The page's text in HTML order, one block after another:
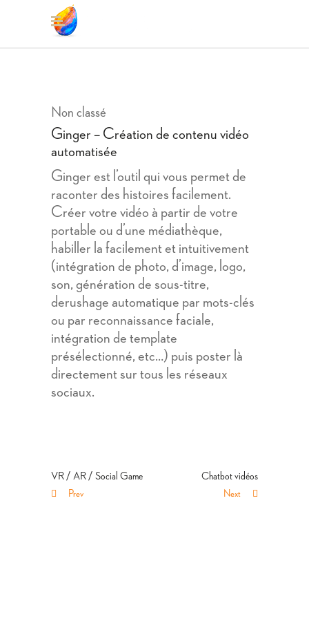
Non classé
Ginger – Création de contenu vidéo
automatisée
Ginger est l’outil qui vous permet de
raconter des histoires facilement.
Créer votre vidéo à partir de votre
portable ou d’une médiathèque,
habiller la facilement et intuitivement
(intégration de photo, d’image, logo,
son, génération de sous-titre,
derushage automatique par mots-clés
ou par reconnaissance faciale,
intégration de template
présélectionné, etc…) puis poster là
directement sur tous les réseaux
sociaux.
VR / AR / Social Game
Prev
Chatbot vidéos
Next